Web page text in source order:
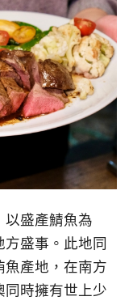
以盛產鯖魚為
盛事。此地同
魚產地，在南方
同時擁有世上少